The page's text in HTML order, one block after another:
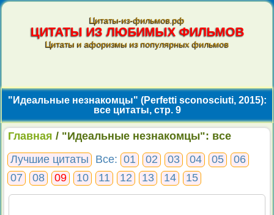
Цитаты-из-фильмов.рф
ЦИТАТЫ ИЗ ЛЮБИМЫХ ФИЛЬМОВ
Цитаты и афоризмы из популярных фильмов
"Идеальные незнакомцы" (Perfetti sconosciuti, 2015):
все цитаты, стр. 9
Главная / "Идеальные незнакомцы": все
Лучшие цитаты
Все: 01 02 03 04 05
06
07
08 09 10 11 12 13 14 15